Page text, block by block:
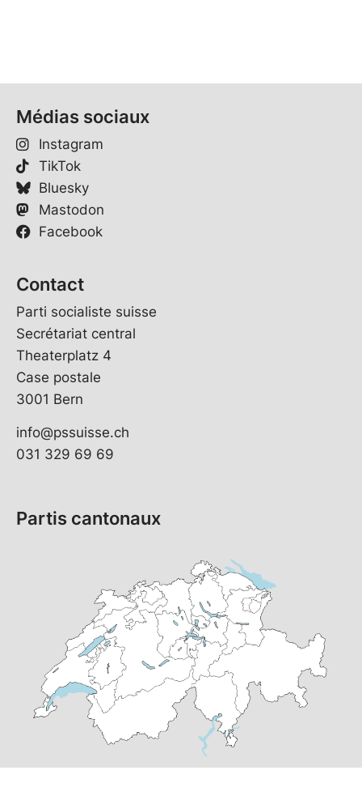
Médias sociaux
Instagram
TikTok
Bluesky
Mastodon
Facebook
Contact
Parti socialiste suisse
Secrétariat central
Theaterplatz 4
Case postale
3001 Bern
info@pssuisse.ch
031 329 69 69
Partis cantonaux